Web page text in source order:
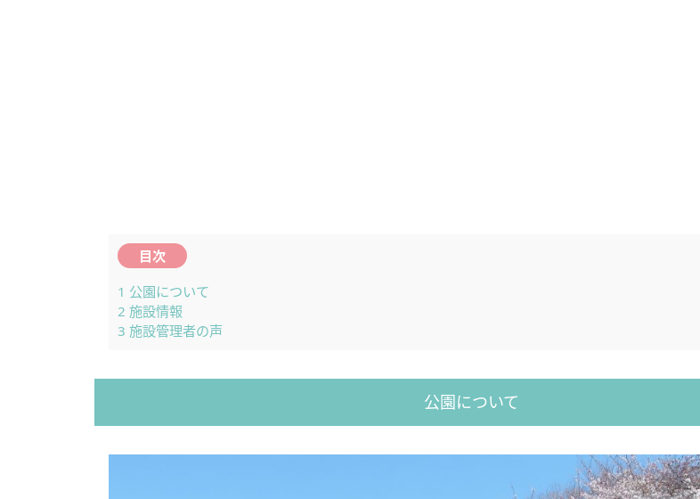
目次
1 公園について
2 施設情報
3 施設管理者の声
公園について